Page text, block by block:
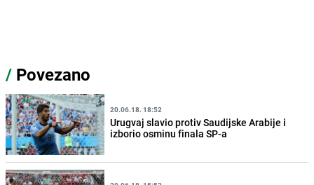
/ Povezano
20.06.18. 18:52
Urugvaj slavio protiv Saudijske Arabije i
izborio osminu finala SP-a